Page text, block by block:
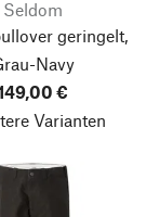
Seldom
geringelt,
Navy
€
Varianten